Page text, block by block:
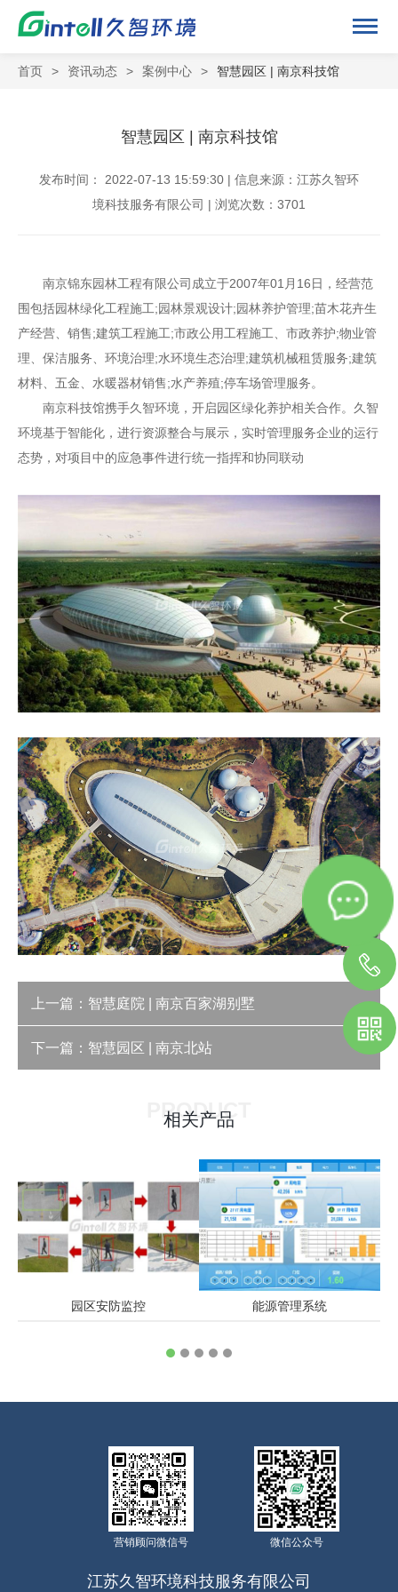
首页 > 资讯动态 > 案例中心 > 智慧园区 | 南京科技馆
智慧园区 | 南京科技馆
发布时间： 2022-07-13 15:59:30 | 信息来源：江苏久智环
境科技服务有限公司 | 浏览次数：3701
南京锦东园林工程有限公司成立于2007年01月16日，经营范
围包括园林绿化工程施工;园林景观设计;园林养护管理;苗木花卉生
产经营、销售;建筑工程施工;市政公用工程施工、市政养护;物业管
理、保洁服务、环境治理;水环境生态治理;建筑机械租赁服务;建筑
材料、五金、水暖器材销售;水产养殖;停车场管理服务。
南京科技馆携手久智环境，开启园区绿化养护相关合作。久智
环境基于智能化，进行资源整合与展示，实时管理服务企业的运行
态势，对项目中的应急事件进行统一指挥和协同联动
上一篇： 智慧庭院 | 南京百家湖别墅
下一篇： 智慧园区 | 南京北站
相关产品
PRODUCT
◆ 身份识别 ◆ 目标动态
以采用公共安全特色应用
（重大活动安保系统、重
点车辆跟踪系统、突发事
件应急系统、风险隐患预
园区安防监控
◆ 园区管理 ◆ 单体建筑
能、储能、耗能的整体管
能源管理系统
微信公众号
营销顾问微信号
江苏久智环境科技服务有限公司